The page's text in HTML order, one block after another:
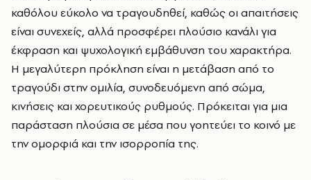
καθόλου εύκολο να τραγουδηθεί, καθώς οι απαιτήσεις
είναι συνεχείς, αλλά προσφέρει πλούσιο κανάλι για
έκφραση και ψυχολογική εμβάθυνση του χαρακτήρα.
Η μεγαλύτερη πρόκληση είναι η μετάβαση από το
τραγούδι στην ομιλία, συνοδευόμενη από σώμα,
κινήσεις και χορευτικούς ρυθμούς. Πρόκειται για μια
παράσταση πλούσια σε μέσα που γοητεύει το κοινό με
την ομορφιά και την ισορροπία της.